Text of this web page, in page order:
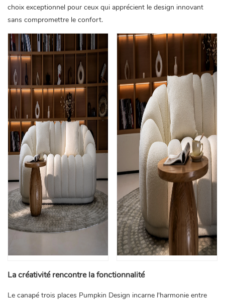
choix exceptionnel pour ceux qui apprécient le design innovant
sans compromettre le confort.
La créativité rencontre la fonctionnalité
Le canapé trois places Pumpkin Design incarne l'harmonie entre